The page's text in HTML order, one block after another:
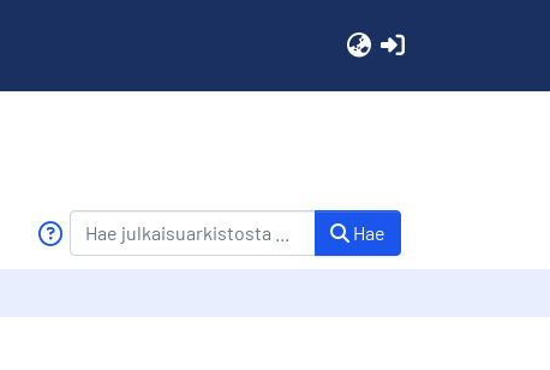
Hae